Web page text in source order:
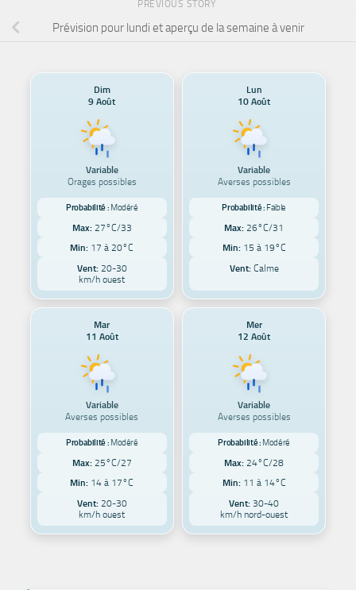
PREVIOUS STORY
Prévision pour lundi et aperçu de la semaine à venir
Dim
9 Août
Variable
Orages possibles
Probabilité : Modéré
Max: 27°C/33
Min: 17 à 20°C
Vent:20-30
km/h ouest
Lun
10 Août
Variable
Averses possibles
Probabilité : Faible
Max: 26°C/31
Min: 15 à 19°C
Vent:Calme
Mar
11 Août
Variable
Averses possibles
Probabilité : Modéré
Max: 25°C/27
Min: 14 à 17°C
Vent:20-30
km/h ouest
Mer
12 Août
Variable
Averses possibles
Probabilité : Modéré
Max: 24°C/28
Min: 11 à 14°C
Vent: 30-40
km/h nord-ouest